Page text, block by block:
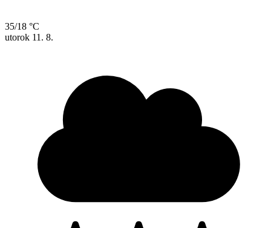
35/18 °C
utorok 11. 8.